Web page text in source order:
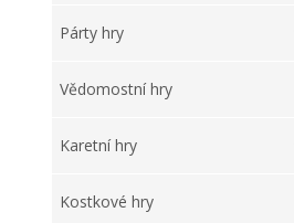
Párty hry
Vědomostní hry
Karetní hry
Kostkové hry